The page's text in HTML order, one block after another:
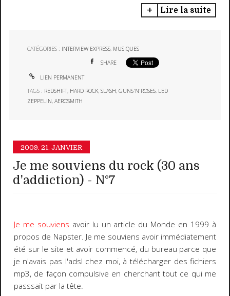
Lire la suite
CATÉGORIES : INTERVIEW EXPRESS, MUSIQUES
SHARE
LIEN PERMANENT
TAGS : REDSHIFT, HARD ROCK,SLASH,GUNS'N'ROSES, LED
ZEPPELIN,AEROSMITH
2009. 21. JANVIER
Je me souviens du rock (30 ans
d'addiction) - N°7
Je me souviens avoir lu un article du Monde en 1999 à
propos de Napster. Je me souviens avoir immédiatement
été sur le site et avoir commencé, du bureau parce que
je n'avais pas l'adsl chez moi, à télécharger des fichiers
mp3, de façon compulsive en cherchant tout ce qui me
passsait par la tête.